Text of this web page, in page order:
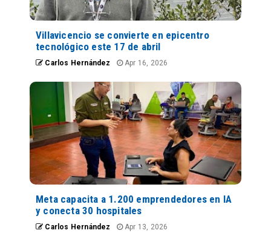
Villavicencio se convierte en epicentro
tecnológico este 17 de abril
Carlos Hernández Apr 16, 2026
Meta capacita a 1.200 emprendedores en IA
y conecta 30 hospitales
Carlos Hernández Apr 13, 2026